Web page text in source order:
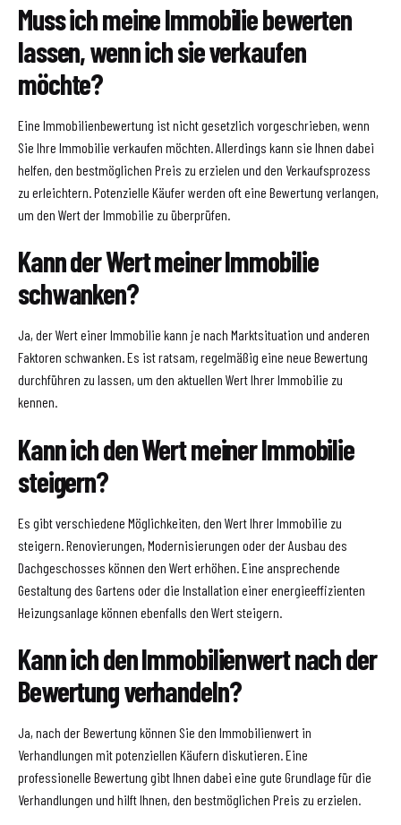
Muss ich meine Immobilie bewerten
lassen, wenn ich sie verkaufen
möchte?
Eine Immobilienbewertung ist nicht gesetzlich vorgeschrieben, wenn
Sie Ihre Immobilie verkaufen möchten. Allerdings kann sie Ihnen dabei
helfen, den bestmöglichen Preis zu erzielen und den Verkaufsprozess
zu erleichtern. Potenzielle Käufer werden oft eine Bewertung verlangen,
um den Wert der Immobilie zu überprüfen.
Kann der Wert meiner Immobilie
schwanken?
Ja, der Wert einer Immobilie kann je nach Marktsituation und anderen
Faktoren schwanken. Es ist ratsam, regelmäßig eine neue Bewertung
durchführen zu lassen, um den aktuellen Wert Ihrer Immobilie zu
kennen.
Kann ich den Wert meiner Immobilie
steigern?
Es gibt verschiedene Möglichkeiten, den Wert Ihrer Immobilie zu
steigern. Renovierungen, Modernisierungen oder der Ausbau des
Dachgeschosses können den Wert erhöhen. Eine ansprechende
Gestaltung des Gartens oder die Installation einer energieeffizienten
Heizungsanlage können ebenfalls den Wert steigern.
Kann ich den Immobilienwert nach der
Bewertung verhandeln?
Ja, nach der Bewertung können Sie den Immobilienwert in
Verhandlungen mit potenziellen Käufern diskutieren. Eine
professionelle Bewertung gibt Ihnen dabei eine gute Grundlage für die
Verhandlungen und hilft Ihnen, den bestmöglichen Preis zu erzielen.